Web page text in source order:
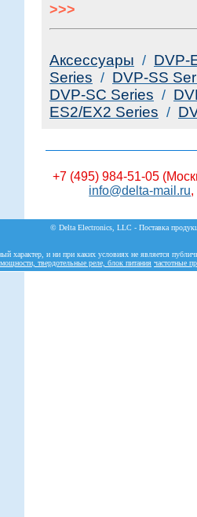
>>>
Аксессуары / DVP-
Series / DVP-SS
DVP-SC Series /
ES2/EX2 Series /
+7 (495) 984-51-05
info@delta-mail.ru,
© Delta Electronics, LLC - Поставка
характер, и ни при каких условиях не является
твердотельные реле, блок питания частотные